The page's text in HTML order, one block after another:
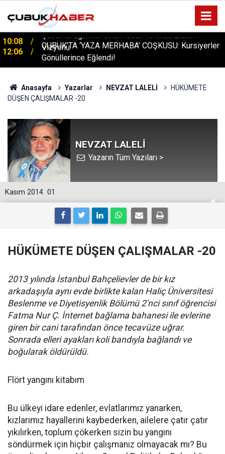
12:06
ÇUBUK’TA ‘YAZA MERHABA’ COŞKUSU: Kursiyerler
Gönüllerince Eğlendi!
Anasayfa Yazarlar NEVZAT LALELİ
HÜKÜMETE
DÜŞEN ÇALIŞMALAR -20
NEVZAT LALELİ
Yazarın Tüm Yazıları >
01
Kasım 2014
HÜKÜMETE DÜŞEN ÇALIŞMALAR -20
2013 yılında İstanbul Bahçelievler de bir kız
arkadaşıyla aynı evde birlikte kalan Haliç Üniversitesi
Beslenme ve Diyetisyenlik Bölümü 2'nci sınıf öğrencisi
Fatma Nur Ç. İnternet bağlama bahanesi ile evlerine
giren bir cani tarafından önce tecavüze uğrar.
Sonrada elleri ayakları koli bandıyla bağlandı ve
boğularak öldürüldü.
Flört yangını kitabım
Bu ülkeyi idare edenler, evlatlarımız yanarken,
kızlarımız hayallerini kaybederken, ailelere çatır çatır
yıkılırken, toplum çökerken sizin bu yangını
söndürmek için hiçbir çalışmanız olmayacak mı? Bu